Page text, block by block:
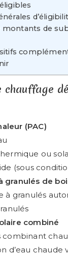
montants de
chauffage
(PAC)
ou
(sous
granulés de
à granulés
combiné
combinant
d’eau chaude